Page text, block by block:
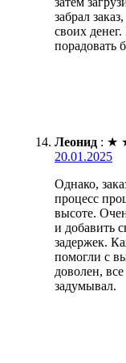
забрал
своих
порадовать
Леонид : ★
20.01.2025
Однако,
процесс
высоте.
и добавить
задержек.
помогли с
доволен,
задумывал.